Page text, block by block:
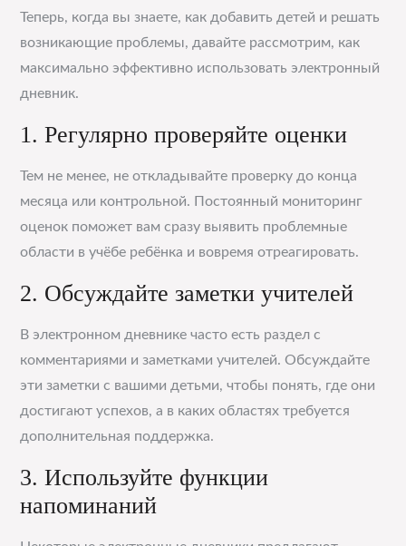
Теперь, когда вы знаете, как добавить детей и решать
возникающие проблемы, давайте рассмотрим, как
максимально эффективно использовать электронный
дневник.
1. Регулярно проверяйте оценки
Тем не менее, не откладывайте проверку до конца
месяца или контрольной. Постоянный мониторинг
оценок поможет вам сразу выявить проблемные
области в учёбе ребёнка и вовремя отреагировать.
2. Обсуждайте заметки учителей
В электронном дневнике часто есть раздел с
комментариями и заметками учителей. Обсуждайте
эти заметки с вашими детьми, чтобы понять, где они
достигают успехов, а в каких областях требуется
дополнительная поддержка.
3. Используйте функции
напоминаний